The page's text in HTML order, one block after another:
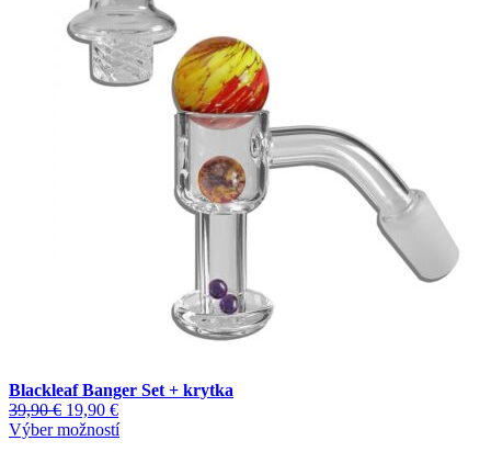
Blackleaf Banger Set + krytka
39,90€ Pôvodná
cena
19,90 €Aktuálna
cena
Výber možnostíTento